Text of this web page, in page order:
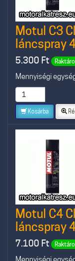
Motul C3
láncspray
5.300 Ft
Mennyiségi
Kosárba
Motul C4
láncspray
7.100 Ft